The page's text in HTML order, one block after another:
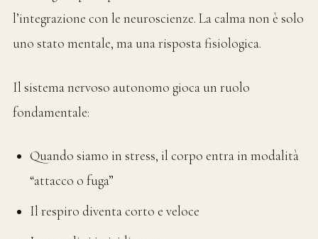
l’integrazione con le neuroscienze. La calma non è solo
uno stato mentale, ma una risposta fisiologica.
Il sistema nervoso autonomo gioca un ruolo
fondamentale:
Quando siamo in stress, il corpo entra in modalità
“attacco o fuga”
Il respiro diventa corto e veloce